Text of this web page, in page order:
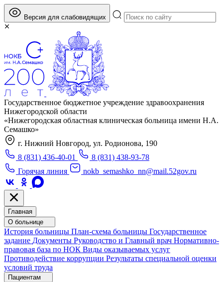
Версия для слабовидящих
Государственное бюджетное учреждение здравоохранения
Нижегородской области
«Нижегородская областная клиническая больница имени Н.А.
Семашко»
г. Нижний Новгород, ул. Родионова, 190
8 (831) 436-40-01
8 (831) 438-93-78
Горячая линия
nokb_semashko_nn@mail.52gov.ru
Главная
О больнице
История больницы План-схема больницы Государственное
задание Документы Руководство и Главный врач Нормативно-
правовая база по НОК Виды оказываемых услуг
Противодействие коррупции Результаты специальной оценки
условий труда
Пациентам